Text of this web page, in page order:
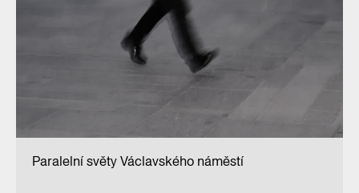
Paralelní světy Václavského náměstí